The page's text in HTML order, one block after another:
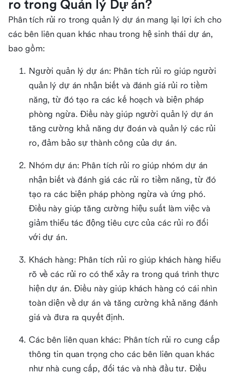
ro trong Quản lý Dự án?
Phân tích rủi ro trong quản lý dự án mang lại lợi ích cho
các bên liên quan khác nhau trong hệ sinh thái dự án,
bao gồm:
Người quản lý dự án: Phân tích rủi ro giúp người
quản lý dự án nhận biết và đánh giá rủi ro tiềm
năng, từ đó tạo ra các kế hoạch và biện pháp
phòng ngừa. Điều này giúp người quản lý dự án
tăng cường khả năng dự đoán và quản lý các rủi
ro, đảm bảo sự thành công của dự án.
Nhóm dự án: Phân tích rủi ro giúp nhóm dự án
nhận biết và đánh giá các rủi ro tiềm năng, từ đó
tạo ra các biện pháp phòng ngừa và ứng phó.
Điều này giúp tăng cường hiệu suất làm việc và
giảm thiểu tác động tiêu cực của các rủi ro đối
với dự án.
Khách hàng: Phân tích rủi ro giúp khách hàng hiểu
rõ về các rủi ro có thể xảy ra trong quá trình thực
hiện dự án. Điều này giúp khách hàng có cái nhìn
toàn diện về dự án và tăng cường khả năng đánh
giá và đưa ra quyết định.
Các bên liên quan khác: Phân tích rủi ro cung cấp
thông tin quan trọng cho các bên liên quan khác
như nhà cung cấp, đối tác và nhà đầu tư. Điều